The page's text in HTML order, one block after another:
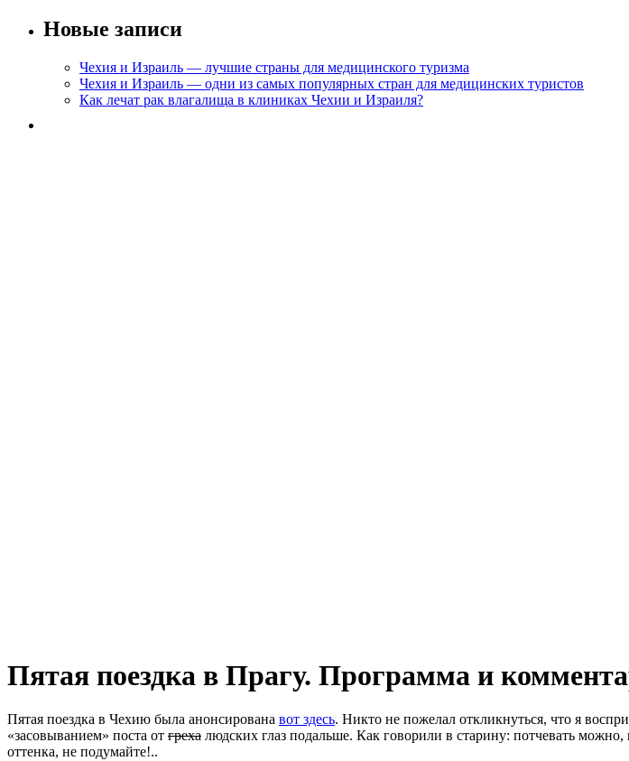
Новые записи
Чехия и Израиль — лучшие страны для медицинского туризма
Чехия и Израиль — одни из самых популярных стран для медицинских туристов
Как лечат рак влагалища в клиниках Чехии и Израиля?
Пятая поездка в Прагу. Программа и
Пятая поездка в Чехию была анонсирована вот здесь. Никто не пожелал откликнуться, что я
«засовыванием» поста от греха людских глаз подальше. Как говорили в старину: потчевать можно,
оттенка, не подумайте!..